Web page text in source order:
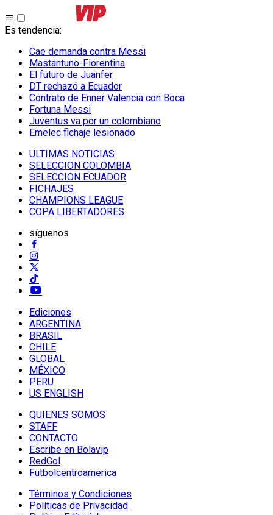
Es tendencia:
Cae demanda contra Messi
Mastantuno-Fiorentina
El futuro de Juanfer
DT rechazó a Ecuador
Contrato de Enner Valencia con Boca
Fortuna Messi
Juventus va por un colombiano
Emelec fichaje lesionado
ULTIMAS NOTICIAS
SELECCION COLOMBIA
SELECCION ECUADOR
FICHAJES
CHAMPIONS LEAGUE
COPA LIBERTADORES
síguenos
Ediciones
ARGENTINA
BRASIL
CHILE
GLOBAL
MÉXICO
PERU
US ENGLISH
QUIENES SOMOS
STAFF
CONTACTO
Escribe en Bolavip
RedGol
Futbolcentroamerica
Términos y Condiciones
Políticas de Privacidad